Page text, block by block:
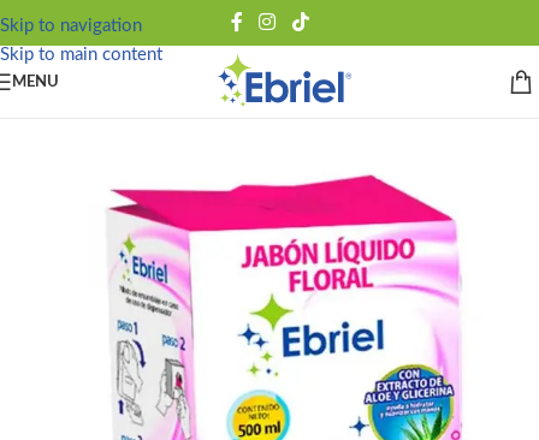
Skip to navigation
Skip to main content
MENU